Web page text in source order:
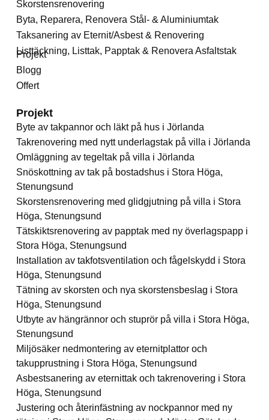
Skorstensrenovering
Byta, Reparera, Renovera Stål- & Aluminiumtak
Taksanering av Eternit/Asbest & Renovering
Listtäckning, Listtak, Papptak & Renovera Asfaltstak
Projekt
Blogg
Offert
Projekt
Byte av takpannor och läkt på hus i Jörlanda
Takrenovering med nytt underlagstak på villa i Jörlanda
Omläggning av tegeltak på villa i Jörlanda
Snöskottning av tak på bostadshus i Stora Höga,
Stenungsund
Skorstensrenovering med glidgjutning på villa i Stora
Höga, Stenungsund
Tätskiktsrenovering av papptak med ny överlagspapp i
Stora Höga, Stenungsund
Installation av takfotsventilation och fågelskydd i Stora
Höga, Stenungsund
Tätning av skorsten och nya skorstensbeslag i Stora
Höga, Stenungsund
Utbyte av hängrännor och stuprör på villa i Stora Höga,
Stenungsund
Miljösäker nedmontering av eternitplattor och
takupprustning i Stora Höga, Stenungsund
Asbestsanering av eternittak och takrenovering i Stora
Höga, Stenungsund
Justering och återinfästning av nockpannor med ny